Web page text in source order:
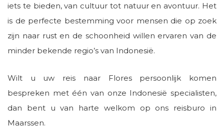
iets te bieden, van cultuur tot natuur en avontuur. Het
is de perfecte bestemming voor mensen die op zoek
zijn naar rust en de schoonheid willen ervaren van de
minder bekende regio’s van Indonesië.
Wilt u uw reis naar Flores persoonlijk komen
bespreken met één van onze Indonesië specialisten,
dan bent u van harte welkom op ons reisburo in
Maarssen.